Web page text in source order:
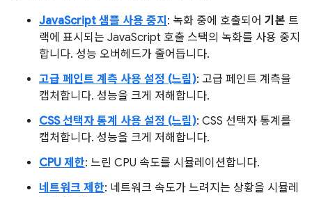
JavaScript 샘플 사용 중지 : 녹화 중에 호출되어 기본 트
랙에 표시되는 JavaScript 호출 스택의 녹화를 사용 중지
합니다. 성능 오버헤드가 줄어듭니다.
고급 페인트 계측 사용 설정 (느림): 고급 페인트 계측을
캡처합니다. 성능을 크게 저해합니다.
CSS 선택자 통계 사용 설정 (느림): CSS 선택자 통계를
캡처합니다. 성능을 크게 저해합니다.
CPU 제한: 느린 CPU 속도를 시뮬레이션합니다.
네트워크 제한: 네트워크 속도가 느려지는 상황을 시뮬레